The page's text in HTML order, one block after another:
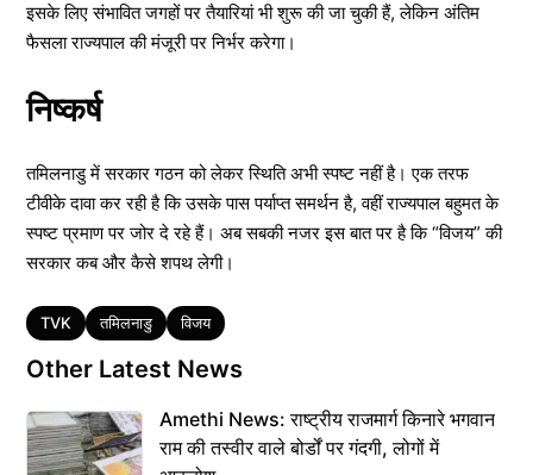
इसके लिए संभावित जगहों पर तैयारियां भी शुरू की जा चुकी हैं, लेकिन अंतिम
फैसला राज्यपाल की मंजूरी पर निर्भर करेगा।
निष्कर्ष
तमिलनाडु में सरकार गठन को लेकर स्थिति अभी स्पष्ट नहीं है। एक तरफ
टीवीके दावा कर रही है कि उसके पास पर्याप्त समर्थन है, वहीं राज्यपाल बहुमत के
स्पष्ट प्रमाण पर जोर दे रहे हैं। अब सबकी नजर इस बात पर है कि “विजय” की
सरकार कब और कैसे शपथ लेगी।
Tags
TVK तमिलनाडु विजय
Other Latest News
Amethi News: राष्ट्रीय राजमार्ग किनारे भगवान
राम की तस्वीर वाले बोर्डों पर गंदगी, लोगों में